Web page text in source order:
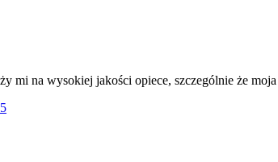
mi na wysokiej jakości opiece, szczególnie że